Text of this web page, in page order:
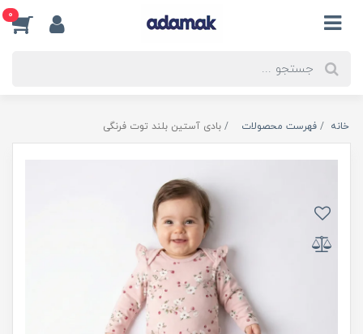
0
خانه فهرست محصولات بادی آستین بلند توت فرنگی